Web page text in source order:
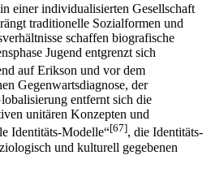
einer individualisierten Gesellschaft
traditionelle Sozialformen und
schaffen biografische
Jugend entgrenzt sich
auf Erikson und vor dem
Gegenwartsdiag­no­se, der
entfernt sich die
unitären Konzepten und
Identitäts-Modelle“[67], die Identitäts­
und kulturell gegebenen